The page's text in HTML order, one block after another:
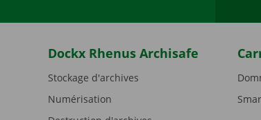
Dockx Rhenus Archisafe
Stockage d'archives
Numérisation